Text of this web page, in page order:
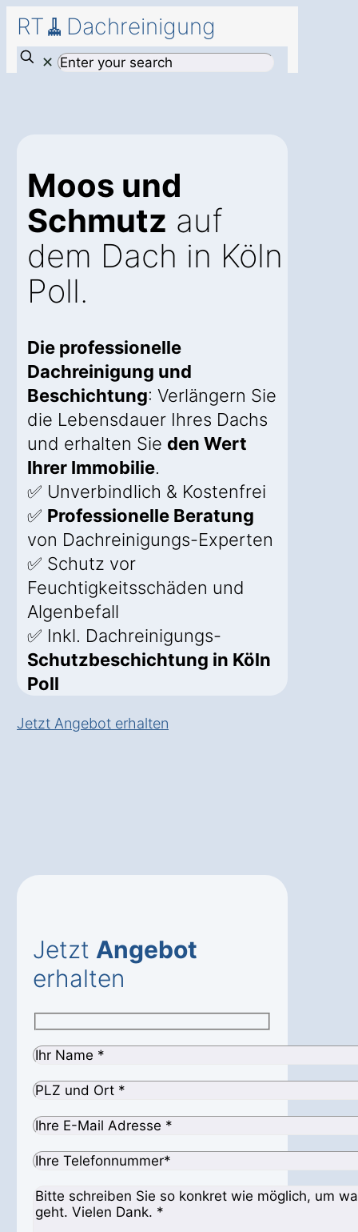
RT🧹Dachreinigung
✕
Moos und
Schmutz auf
dem Dach in Köln
Poll.
Die professionelle
Dachreinigung und
Beschichtung: Verlängern Sie
die Lebensdauer Ihres Dachs
und erhalten Sie den Wert
Ihrer Immobilie.
✅ Unverbindlich & Kostenfrei
✅ Professionelle Beratung
von Dachreinigungs-Experten
✅ Schutz vor
Feuchtigkeitsschäden und
Algenbefall
✅ Inkl. Dachreinigungs-
Schutzbeschichtung in Köln
Poll
Jetzt Angebot erhalten
Jetzt Angebot
erhalten